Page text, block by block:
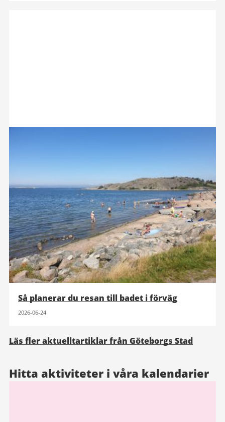
Så planerar du resan till badet i förväg
2026-06-24
Läs fler aktuelltartiklar från Göteborgs Stad
Hitta aktiviteter i våra kalendarier